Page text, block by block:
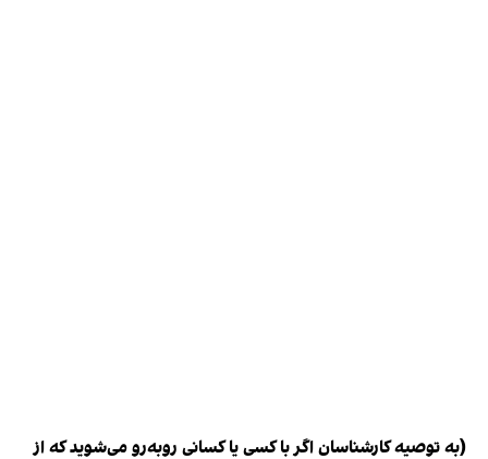
(به توصیه کارشناسان اگر با کسی یا کسانی روبه‌رو می‌شوید که از